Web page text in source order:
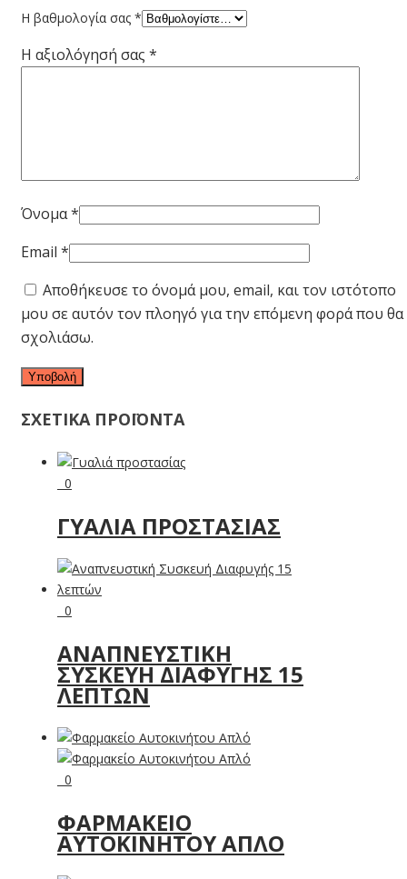
Η βαθμολογία σας *
Η αξιολόγησή σας *
Όνομα*
Email *
Αποθήκευσε το όνομά μου, email, και τον ιστότοπο
μου σε αυτόν τον πλοηγό για την επόμενη φορά που θα
σχολιάσω.
ΣΧΕΤΙΚΑ ΠΡΟΪΟΝΤΑ
0
ΓΥΑΛΙΆ ΠΡΟΣΤΑΣΊΑΣ
0
ΑΝΑΠΝΕΥΣΤΙΚΉ
ΣΥΣΚΕΥΉ ΔΙΑΦΥΓΉΣ 15
ΛΕΠΤΏΝ
0
ΦΑΡΜΑΚΕΊΟ
ΑΥΤΟΚΙΝΉΤΟΥ ΑΠΛΌ